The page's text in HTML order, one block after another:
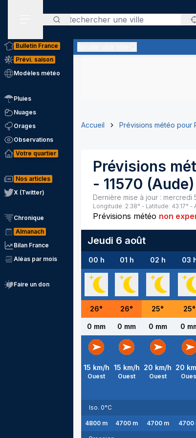
Rechercher
Bulletin France
Prévi. saison
Modèles météo
Pluies
Nuages
Orages
Observations
Votre quartier
Nos articles
X (Twitter)
Chronique
Almanach
Bilan France
Aléas par mois
Faire un don
Accueil Prévisions météo pour
Prévisions
- 11570 (Aude)
Dernière mise à jour : mercredi
Longitude: 2.38° - Latitude: 43.17° -
Prévisions météo non
Jeudi 6 août
00 h 01 h 02 h 03
26° 26° 25° 25°
0 mm 0 mm 0 mm 0
15 km/h
Ouest
15 km/h
Ouest
20 km/h
Ouest
20
Iso. 0°C
4800 m 4700 m 4700m 4700